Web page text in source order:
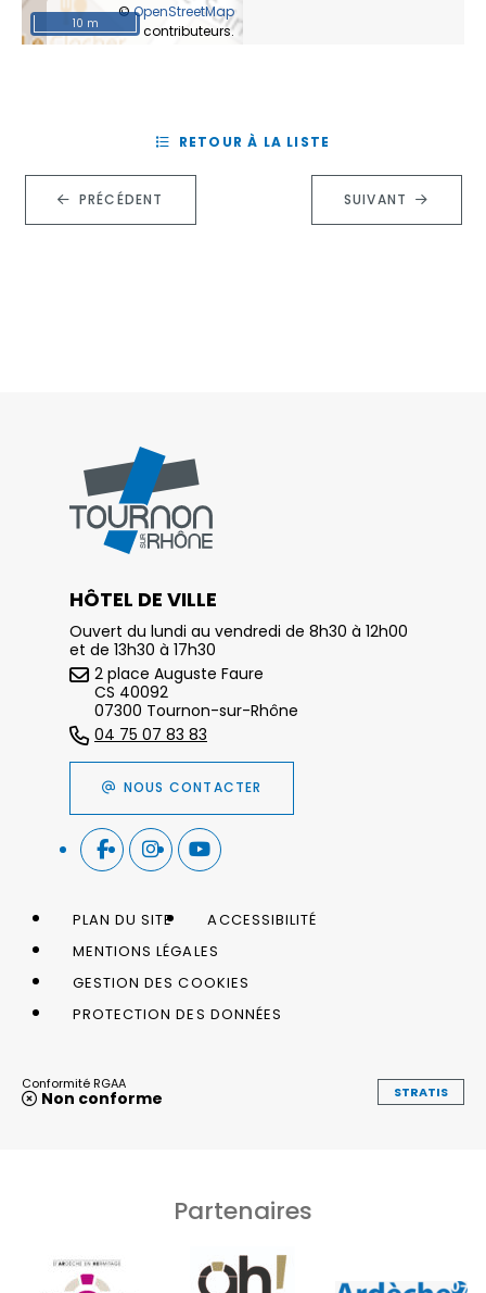
©OpenStreetMap
contributeurs.
10 m
PRÉCÉDENT
RETOUR À LA LISTE
SUIVANT
HÔTEL DE VILLE
Ouvert du lundi au vendredi de 8h30 à 12h00
et de 13h30 à 17h30
2 place Auguste Faure
CS 40092
07300 Tournon-sur-Rhône
04 75 07 83 83
NOUS CONTACTER
PLAN DU SITE
ACCESSIBILITÉ
MENTIONS LÉGALES
GESTION DES COOKIES
PROTECTION DES DONNÉES
Conformité RGAA
Non conforme STRATIS
Partenaires